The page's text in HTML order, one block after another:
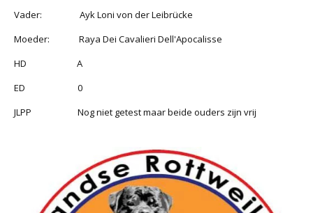
Vader: Ayk Loni von der Leibrücke
Moeder: Raya Dei Cavalieri Dell'Apocalisse
HD A
ED 0
JLPP Nog niet getest maar beide ouders zijn vrij